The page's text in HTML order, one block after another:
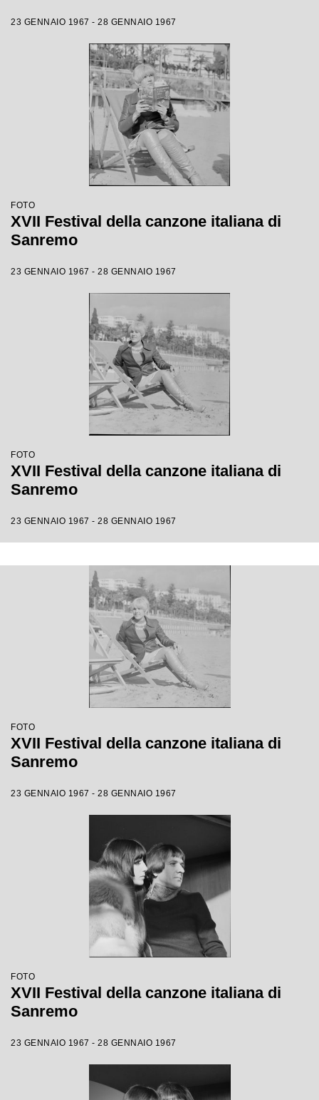
23 GENNAIO 1967 - 28 GENNAIO 1967
FOTO
XVII Festival della canzone italiana di
Sanremo
23 GENNAIO 1967 - 28 GENNAIO 1967
FOTO
XVII Festival della canzone italiana di
Sanremo
23 GENNAIO 1967 - 28 GENNAIO 1967
FOTO
XVII Festival della canzone italiana di
Sanremo
23 GENNAIO 1967 - 28 GENNAIO 1967
FOTO
XVII Festival della canzone italiana di
Sanremo
23 GENNAIO 1967 - 28 GENNAIO 1967